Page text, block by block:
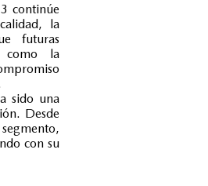
continúe
la
futuras
como la
sido una
Desde
con su